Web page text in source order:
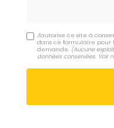
J'autorise ce site à
dans ce formulaire
demande. (Aucune
données conservées. Voir